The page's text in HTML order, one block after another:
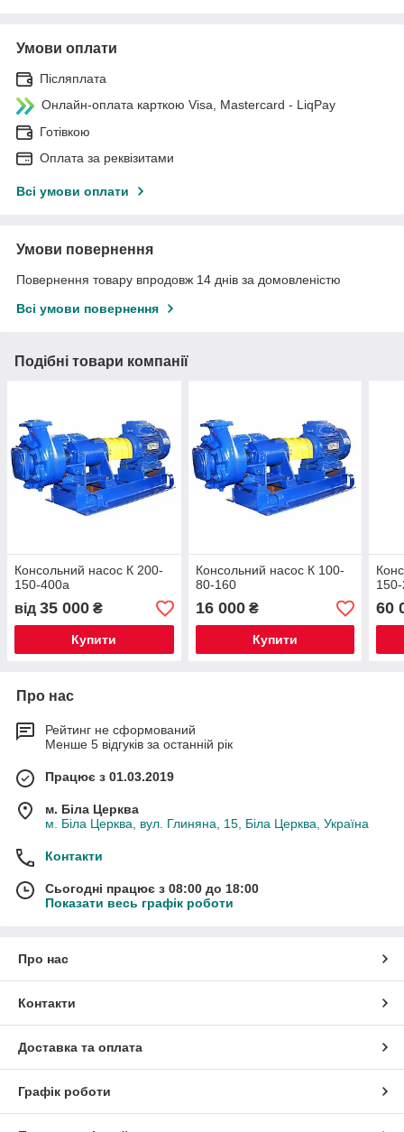
Умови оплати
Післяплата
Онлайн-оплата карткою Visa, Mastercard - LiqPay
Готівкою
Оплата за реквізитами
Всі умови оплати
Умови повернення
Повернення товару впродовж 14 днів за домовленістю
Всі умови повернення
Подібні товари компанії
Консольний насос К 200-
150-400а
від 35 000 ₴
Купити
Консольний насос К 100-
80-160
16 000₴
Купити
60
Про нас
Рейтинг не сформований
Менше 5 відгуків за останній рік
Працює з 01.03.2019
м. Біла Церква
м. Біла Церква, вул. Глиняна, 15, Біла Церква, Україна
Контакти
Сьогодні працює з 08:00 до 18:00
Показати весь графік роботи
Про нас
Контакти
Доставка та оплата
Графік роботи